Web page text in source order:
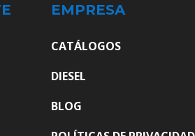
EMPRESA
CATÁLOGOS
DIESEL
BLOG